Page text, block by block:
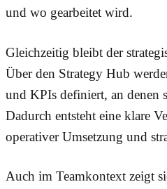
und wo gearbeitet wird.
Gleichzeitig bleibt der
Über den Strategy Hub
und KPIs definiert, an denen
Dadurch entsteht eine klare
operativer Umsetzung und
Auch im Teamkontext zeigt